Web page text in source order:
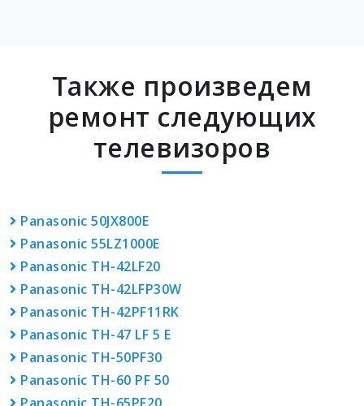
Также произведем
ремонт следующих
телевизоров
Panasonic 50JX800E
Panasonic 55LZ1000E
Panasonic TH-42LF20
Panasonic TH-42LFP30W
Panasonic TH-42PF11RK
Panasonic TH-47 LF 5 E
Panasonic TH-50PF30
Panasonic TH-60 PF 50